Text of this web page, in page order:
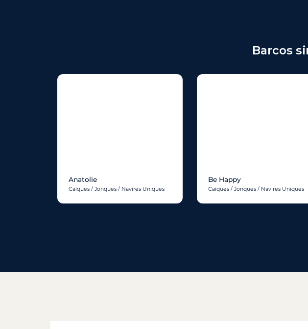
Barcos
Anatolie
Caïques / Jonques / Navires Uniques
Be Happy
Caïques / Jonques / Navires Uniques